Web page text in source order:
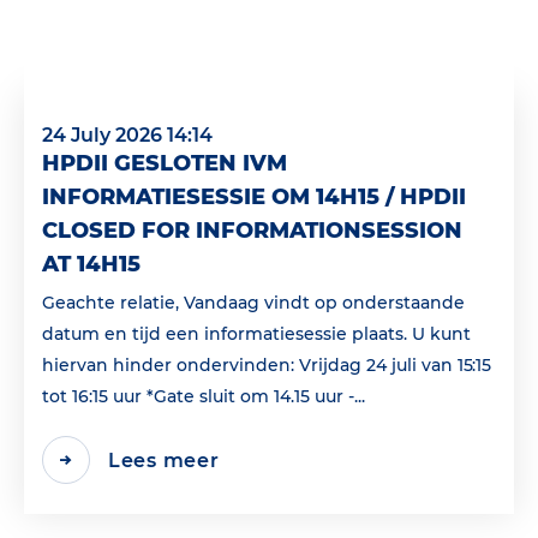
24 July 2026 14:14
HPDII GESLOTEN IVM
INFORMATIESESSIE OM 14H15 / HPDII
CLOSED FOR INFORMATIONSESSION
AT 14H15
Geachte relatie, Vandaag vindt op onderstaande
datum en tijd een informatiesessie plaats. U kunt
hiervan hinder ondervinden: Vrijdag 24 juli van 15:15
tot 16:15 uur *Gate sluit om 14.15 uur -...
Lees meer